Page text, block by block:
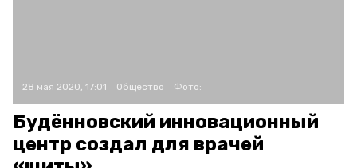
28 мая 2020, 17:01 Общество Фото:
Будённовский инновационный
центр создал для врачей